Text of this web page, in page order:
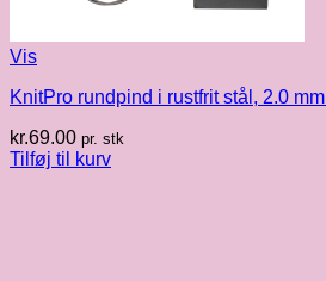
Vis
KnitPro rundpind i rustfrit stål, 2.0
kr.69.00 pr. stk
Tilføj til kurv